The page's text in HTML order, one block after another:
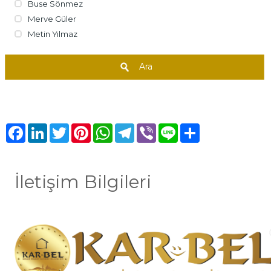
Buse Sönmez
Merve Güler
Metin Yılmaz
Ara
İletişim Bilgileri
Facebook
LinkedInTwitterPinterestWhatsAppTelegram
Viber Line Share